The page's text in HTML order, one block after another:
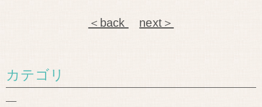
＜back next＞
カテゴリ